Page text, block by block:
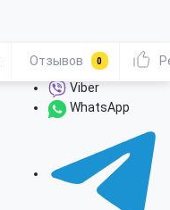
Viber
WhatsApp
Отзывов 0